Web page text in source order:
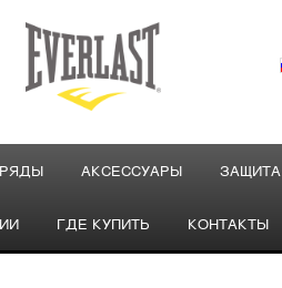
АКСЕССУАРЫ ЗАЩИТА
ГДЕ КУПИТЬ КОНТАКТЫ